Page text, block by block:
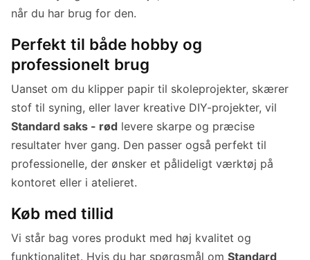
når du har brug for den.
Perfekt til både hobby og
professionelt brug
Uanset om du klipper papir til skoleprojekter, skærer
stof til syning, eller laver kreative DIY-projekter, vil
Standard saks - rød levere skarpe og præcise
resultater hver gang. Den passer også perfekt til
professionelle, der ønsker et pålideligt værktøj på
kontoret eller i atelieret.
Køb med tillid
Vi står bag vores produkt med høj kvalitet og
funktionalitet. Hvis du har spørgsmål om Standard